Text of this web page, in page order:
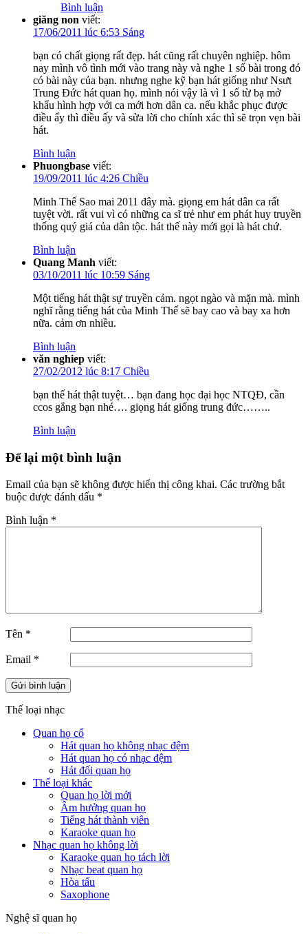
Bình luận
giăng non viết:
17/06/2011 lúc 6:53 Sáng
bạn có chất giọng rất đẹp. hát cũng rất chuyên nghiệp. hôm
nay mình vô tình mới vào trang này và nghe 1 số bài trong đó
có bài này của bạn. nhưng nghe kỹ bạn hát giống như Nsưt
Trung Đức hát quan họ. mình nói vậy là vì 1 số từ bạ mở
khẩu hình hợp với ca mới hơn dân ca. nếu khắc phục được
điều ấy thì điều ấy và sửa lời cho chính xác thì sẽ trọn vẹn bài
hát.
Bình luận
Phuongbase viết:
19/09/2011 lúc 4:26 Chiều
Minh Thế Sao mai 2011 đây mà. giọng em hát dân ca rất
tuyệt vời. rất vui vì có những ca sĩ trẻ như em phát huy truyền
thống quý giá của dân tộc. hát thế này mới gọi là hát chứ.
Bình luận
Quang Manh viết:
03/10/2011 lúc 10:59 Sáng
Một tiếng hát thật sự truyền cảm. ngọt ngào và mặn mà. mình
nghĩ rằng tiếng hát của Minh Thế sẽ bay cao và bay xa hơn
nữa. cảm ơn nhiều.
Bình luận
văn nghiep viết:
27/02/2012 lúc 8:17 Chiều
bạn thế hát thật tuyệt… bạn đang học đại học NTQĐ, cần
ccos gắng bạn nhé…. giọng hát giống trung đức……..
Bình luận
Để lại một bình luận
Email của bạn sẽ không được hiển thị công khai. Các trường bắt
buộc được đánh dấu *
Bình luận *
Tên *
Email *
Thế loại nhạc
Quan họ cổ
Hát quan họ không nhạc đệm
Hát quan họ có nhạc đệm
Hát đối quan họ
Thể loại khác
Quan họ lời mới
Âm hưởng quan họ
Tiếng hát thành viên
Karaoke quan họ
Nhạc quan họ không lời
Karaoke quan họ tách lời
Nhạc beat quan họ
Hòa tấu
Saxophone
Nghệ sĩ quan họ